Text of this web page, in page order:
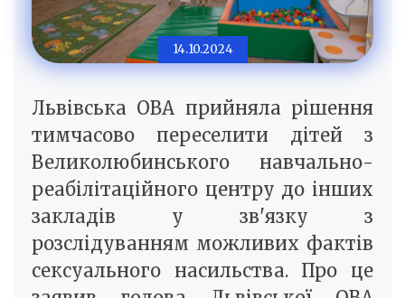
14.10.2024
Львівська ОВА прийняла рішення
тимчасово переселити дітей з
Великолюбинського навчально-
реабілітаційного центру до інших
закладів у зв'язку з
розслідуванням можливих фактів
сексуального насильства. Про це